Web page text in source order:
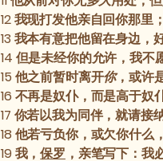
12我现打发他亲自回你那里
13 我本有意把他留在身边，
14 但是未经你的允许，我不
15 他之前暂时离开你，或许
16 不再是奴仆，而是高于奴
17 你若以我为同伴，就请接
18 他若亏负你，或欠你什么
19我，保罗 ，亲笔写下：我